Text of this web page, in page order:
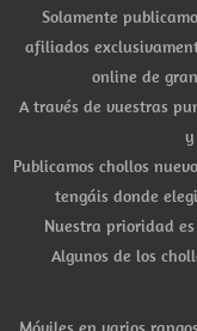
Solamente
afiliados
online de
A través de vuestras
Publicamos chollos
tengáis donde
Nuestra prioridad
Algunos de los